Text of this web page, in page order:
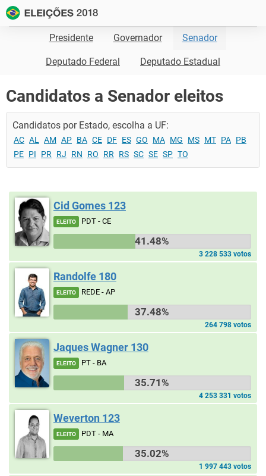
Presidente Governador Senador
Deputado Federal Deputado Estadual
Candidatos a Senador eleitos
Candidatos por Estado, escolha a UF:
AC AL AM AP BA CE DF ES GO MA MG MS MT PA PB
PE PI PR RJ RN RO RR RS SC SE SP TO
Cid Gomes 123
ELEITO PDT - CE
41.48%
3 228 533 votos
Randolfe 180
ELEITO REDE - AP
37.48%
264 798 votos
Jaques Wagner 130
ELEITO PT - BA
35.71%
4 253 331 votos
Weverton 123
ELEITO PDT - MA
35.02%
1 997 443 votos